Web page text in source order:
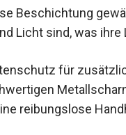
Beschichtung
Licht sind, was
für
reibungslose